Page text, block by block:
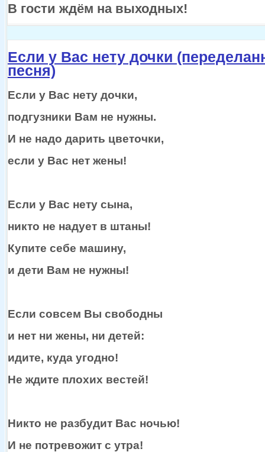
В гости ждём на выходных!
Если у Вас нету дочки
песня)
Если у Вас нету дочки,
подгузники Вам не нужны.
И не надо дарить цветочки,
если у Вас нет жены!
Если у Вас нету сына,
никто не надует в штаны!
Купите себе машину,
и дети Вам не нужны!
Если совсем Вы свободны
и нет ни жены, ни детей:
идите, куда угодно!
Не ждите плохих вестей!
Никто не разбудит Вас ночью!
И не потревожит с утра!